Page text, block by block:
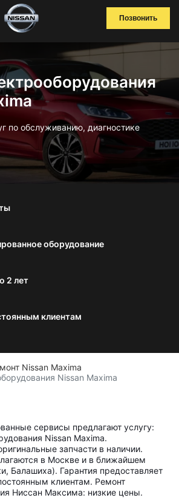
Позвонить
по обслуживанию, диагностике
оборудование
2 лет
клиентам
Nissan Maxima
Nissan Maxima
сервисы предлагают услугу:
Nissan Maxima.
запчасти в наличии.
в Москве и в ближайшем
Балашиха). Гарантия предоставляет
клиентам. Ремонт
Ниссан Максима: низкие цены.